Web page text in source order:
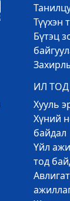
Түүхэн
Бүтэц
ИЛ
Хууль
Хүний
байдал
Үйл
тод